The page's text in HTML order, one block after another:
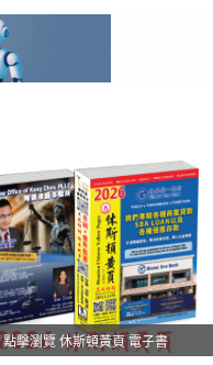
點擊瀏覽 休斯頓黃頁 電子書